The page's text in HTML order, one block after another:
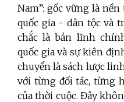
Nam”: gốc vững là
quốc gia - dân tộc và
chắc là bản lĩnh
quốc gia và sự kiên
chuyển là sách lược
với từng đối tác, từng
của thời cuộc. Đây